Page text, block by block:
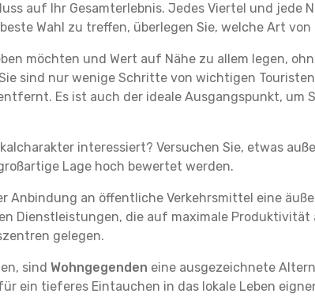
auf Ihr Gesamterlebnis. Jedes Viertel und jede
Wahl zu treffen, überlegen Sie, welche Art von
möchten und Wert auf Nähe zu allem legen,
sind nur wenige Schritte von wichtigen
Es ist auch der ideale Ausgangspunkt, um
interessiert? Versuchen Sie, etwas
Lage hoch bewertet werden.
Anbindung an öffentliche Verkehrsmittel eine
Dienstleistungen, die auf maximale
gelegen.
sind Wohngegenden eine ausgezeichnete
ein tieferes Eintauchen in das lokale Leben